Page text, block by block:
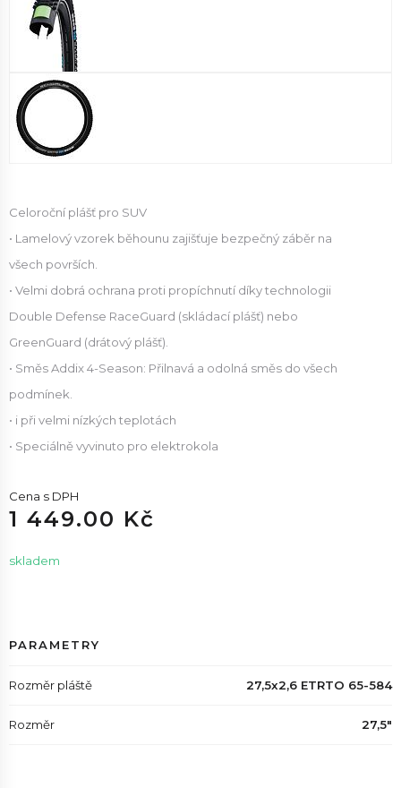
Celoroční plášť pro SUV
• Lamelový vzorek běhounu zajišťuje bezpečný záběr na
všech površích.
• Velmi dobrá ochrana proti propíchnutí díky technologii
Double Defense RaceGuard (skládací plášť) nebo
GreenGuard (drátový plášť).
• Směs Addix 4-Season: Přilnavá a odolná směs do všech
podmínek.
• i při velmi nízkých teplotách
• Speciálně vyvinuto pro elektrokola
Cena s DPH
1 449.00 Kč
skladem
PARAMETRY
Rozměr pláště 27,5x2,6 ETRTO 65-584
Rozměr 27,5"